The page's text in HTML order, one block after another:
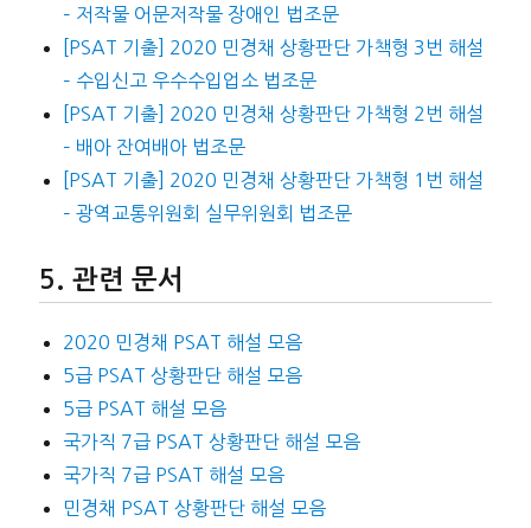
– 저작물 어문저작물 장애인 법조문
[PSAT 기출] 2020 민경채 상황판단 가책형 3번 해설
– 수입신고 우수수입업소 법조문
[PSAT 기출] 2020 민경채 상황판단 가책형 2번 해설
– 배아 잔여배아 법조문
[PSAT 기출] 2020 민경채 상황판단 가책형 1번 해설
– 광역교통위원회 실무위원회 법조문
관련 문서
2020 민경채 PSAT 해설 모음
5급 PSAT 상황판단 해설 모음
5급 PSAT 해설 모음
국가직 7급 PSAT 상황판단 해설 모음
국가직 7급 PSAT 해설 모음
민경채 PSAT 상황판단 해설 모음